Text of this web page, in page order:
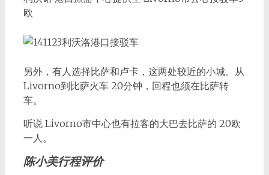
欧
另外，有人选择比萨和卢卡，这两处较近的小城。从
Livorno到比萨火车 20分钟，回程也须在比萨转
车。
听说 Livorno市中心也有拉客的大巴去比萨的 20欧
一人。
陈小美行程评价